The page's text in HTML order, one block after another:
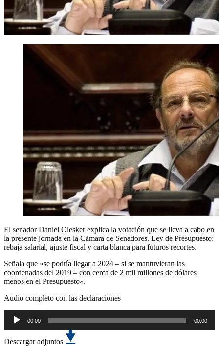
El senador Daniel Olesker explica la votación que se lleva a cabo en
la presente jornada en la Cámara de Senadores. Ley de Presupuesto:
rebaja salarial, ajuste fiscal y carta blanca para futuros recortes.
Señala que «se podría llegar a 2024 – si se mantuvieran las
coordenadas del 2019 – con cerca de 2 mil millones de dólares
menos en el Presupuesto».
Audio completo con las declaraciones
Reproductor
de
00:00 00:00
Descargar adjuntos